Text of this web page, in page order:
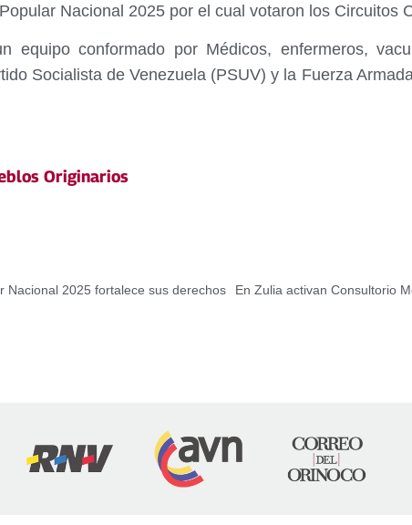
Nacional 2025 por el cual votaron los Circuitos
equipo conformado por Médicos, enfermeros,
Socialista de Venezuela (PSUV) y la Fuerza
Originarios
Nacional 2025 fortalece sus derechos En Zulia activan Consultorio